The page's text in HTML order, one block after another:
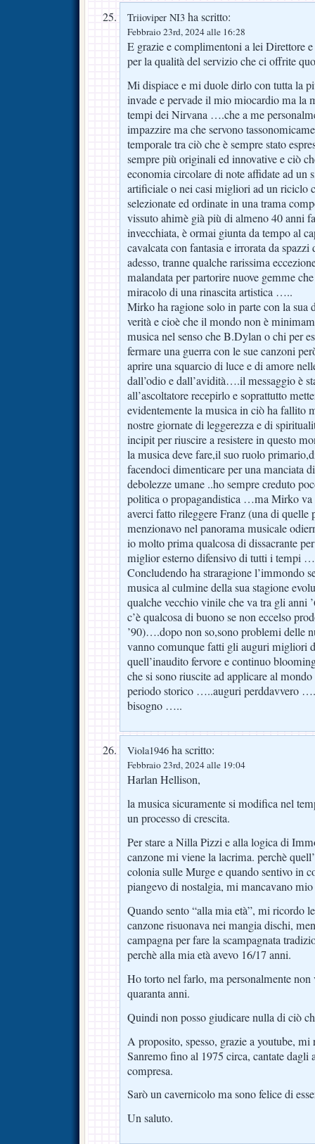
Triioviper NI3 ha scritto:
Febbraio 23rd, 2024 alle 16:28
E grazie e complimentoni a lei Direttore
per la qualità del servizio che ci offrite
Mi dispiace e mi duole dirlo con tutta la
invade e pervade il mio miocardio ma la
tempi dei Nirvana ….che a me
impazzire ma che servono
temporale tra ciò che è sempre stato
sempre più originali ed innovative e ciò
economia circolare di note affidate ad un
artificiale o nei casi migliori ad un riciclo
selezionate ed ordinate in una trama
vissuto ahimè già più di almeno 40 anni
invecchiata, è ormai giunta da tempo al
cavalcata con fantasia e irrorata da
adesso, tranne qualche rarissima
malandata per partorire nuove gemme
miracolo di una rinascita artistica …..
Mirko ha ragione solo in parte con la sua
verità e cioè che il mondo non è
musica nel senso che B.Dylan o chi per
fermare una guerra con le sue canzoni
aprire una squarcio di luce e di amore
dall’odio e dall’avidità….il messaggio è
all’ascoltatore recepirlo e soprattutto
evidentemente la musica in ciò ha fallito
nostre giornate di leggerezza e di
incipit per riuscire a resistere in questo
la musica deve fare,il suo ruolo
facendoci dimenticare per una manciata
debolezze umane ..ho sempre creduto
politica o propagandistica …ma Mirko va
averci fatto rileggere Franz (una di quelle
menzionavo nel panorama musicale
io molto prima qualcosa di dissacrante
miglior esterno difensivo di tutti i tempi
Concludendo ha straragione l’immondo
musica al culmine della sua stagione
qualche vecchio vinile che va tra gli anni
c’è qualcosa di buono se non eccelso
’90)….dopo non so,sono problemi delle
vanno comunque fatti gli auguri migliori
quell’inaudito fervore e continuo
che si sono riuscite ad applicare al
periodo storico …..auguri perddavvero
bisogno …..
Viola1946 ha scritto:
Febbraio 23rd, 2024 alle 19:04
Harlan Hellison,
la musica sicuramente si modifica nel
un processo di crescita.
Per stare a Nilla Pizzi e alla logica di
canzone mi viene la lacrima. perchè
colonia sulle Murge e quando sentivo in
piangevo di nostalgia, mi mancavano
Quando sento “alla mia età”, mi ricordo
canzone risuonava nei mangia dischi,
campagna per fare la scampagnata
perchè alla mia età avevo 16/17 anni.
Ho torto nel farlo, ma personalmente non
quaranta anni.
Quindi non posso giudicare nulla di ciò
A proposito, spesso, grazie a youtube, mi
Sanremo fino al 1975 circa, cantate
compresa.
Sarò un cavernicolo ma sono felice di
Un saluto.